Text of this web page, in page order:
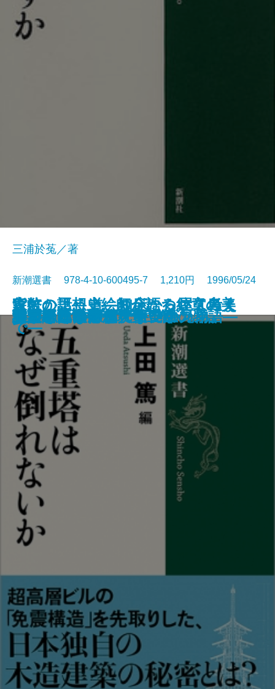
慰安婦と戦場の性
秘伝 中学入試国語読解法
家紋の話―上絵師が語る紋章の美
―
現代史の中で考える
貨幣の思想史―お金について考え
た人びと―
世界史の中から考える
漱石とその時代 第四部
いのちの文化人類学
禅がわかる本
東洋医学を知っていますか
三浦於菟／著
新潮選書 978-4-10-600495-7 1,210円 1996/05/24
五重塔はなぜ倒れないか
科学者とは何か
森にかよう道―知床から屋久島ま
で―
天才の勉強術
漱石とその時代 第三部
卵が私になるまで―発生の物語―
分類という思想
謎とき『カラマーゾフの兄弟』
大人のための偉人伝
非言語コミュニケーション